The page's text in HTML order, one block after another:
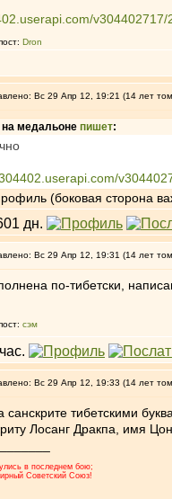
v304402717/
Dron
Вс 29 Апр 12, 19:21 (14 лет
медальоне пишет:
(боковая сторона
Вс 29 Апр 12, 19:31 (14 лет
по-тибетски,
сэм
Вс 29 Апр 12, 19:33 (14 лет
санскрите тибетскими
Лосанг Дракпа, имя
в последнем бою;
Советский Союз!